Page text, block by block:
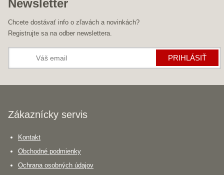
Newsletter
Chcete dostávať info o zľavách a novinkách?
Registrujte sa na odber newslettera.
PRIHLÁSIŤ
Zákaznícky servis
Kontakt
Obchodné podmienky
Ochrana osobných údajov